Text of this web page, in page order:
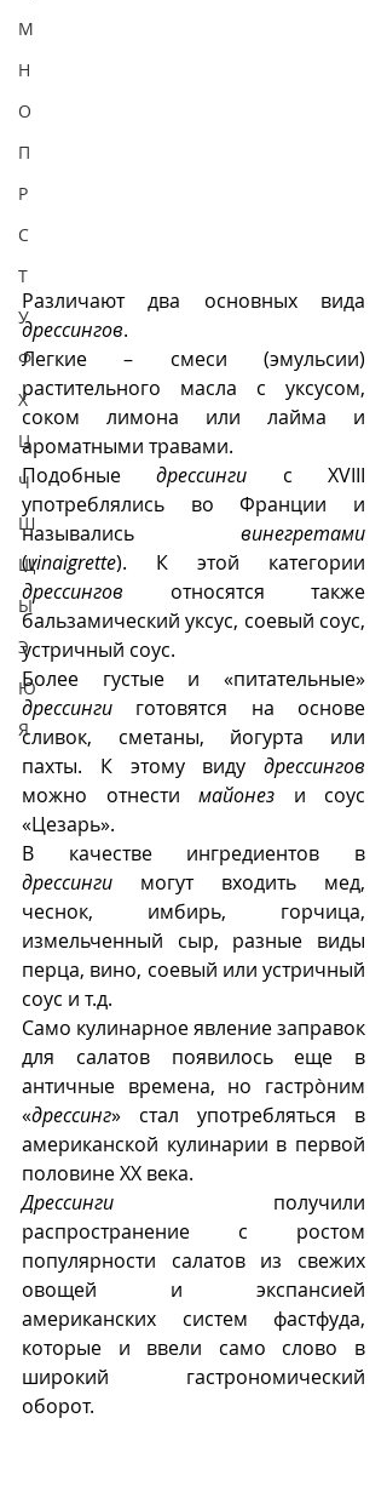
М
Н
О
П
Р
С
Т
У
Ф
Х
Ц
Ч
Ш
Щ
Ы
Э
Ю
Я
дрессингов.
Легкие – смеси (эмульсии)
растительного масла с уксусом,
соком лимона или лайма и
ароматными травами.
Подобные дрессинги с XVIII
употреблялись во Франции и
назывались винегретами
(vinaigrette
дрессингов относятся также
бальзамический уксус, соевый соус,
устричный соус.
дрессинги готовятся на основе
сливок, сметаны, йогурта или
пахты. К этому виду дрессингов
можно отнести майонез и соус
«Цезарь».
дрессинги могут входить мед,
чеснок, имбирь, горчица,
измельченный сыр, разные виды
перца, вино, соевый или устричный
соус и т.д.
Само кулинарное явление заправок
для салатов появилось еще в
античные времена, но гастрòним
«дрессинг» стал употребляться в
американской кулинарии в первой
половине ХХ века.
Дрессинги получили
распространение с ростом
популярности салатов из свежих
овощей и экспансией
американских систем фастфуда,
которые и ввели само слово в
широкий гастрономический
оборот.